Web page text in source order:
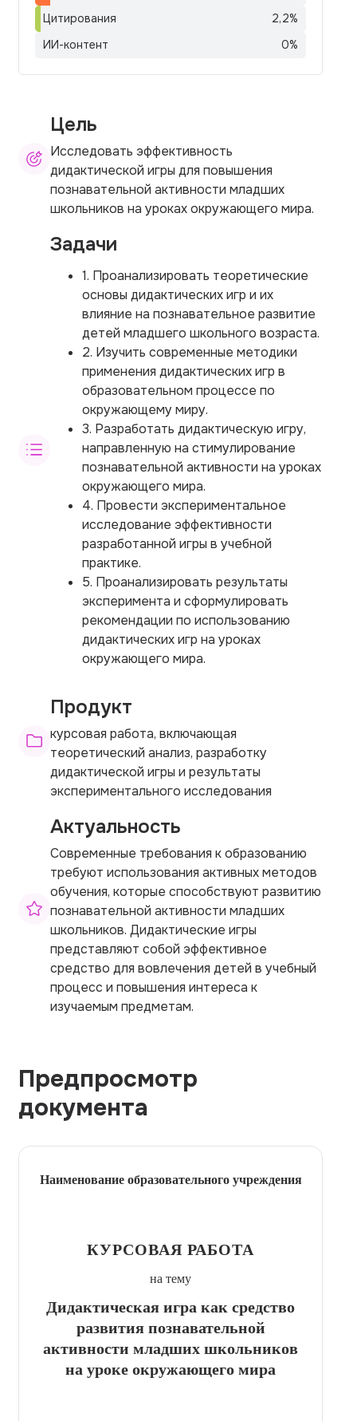
Цитирования
2,2%
ИИ-контент
0%
Цель
Исследовать эффективность
дидактической игры для повышения
познавательной активности младших
школьников на уроках окружающего мира.
Задачи
1. Проанализировать теоретические
основы дидактических игр и их
влияние на познавательное развитие
детей младшего школьного возраста.
2. Изучить современные методики
применения дидактических игр в
образовательном процессе по
окружающему миру.
3. Разработать дидактическую игру,
направленную на стимулирование
познавательной активности на уроках
окружающего мира.
4. Провести экспериментальное
исследование эффективности
разработанной игры в учебной
практике.
5. Проанализировать результаты
эксперимента и сформулировать
рекомендации по использованию
дидактических игр на уроках
окружающего мира.
Продукт
курсовая работа, включающая
теоретический анализ, разработку
дидактической игры и результаты
экспериментального исследования
Актуальность
Современные требования к образованию
требуют использования активных методов
обучения, которые способствуют развитию
познавательной активности младших
школьников. Дидактические игры
представляют собой эффективное
средство для вовлечения детей в учебный
процесс и повышения интереса к
изучаемым предметам.
Предпросмотр
документа
Наименование образовательного учреждения
КУРСОВАЯ РАБОТА
на тему
Дидактическая игра как средство
развития познавательной
активности младших школьников
на уроке окружающего мира